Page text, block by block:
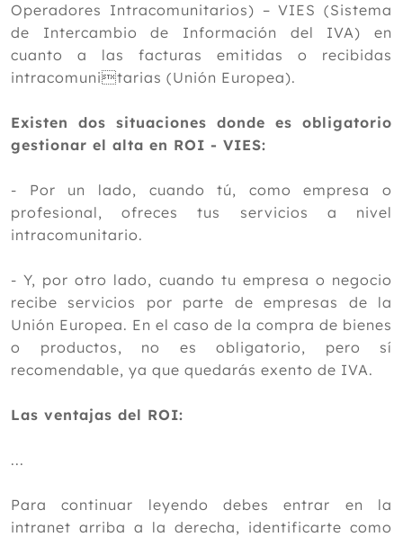
Operadores Intracomunitarios) – VIES (Sistema
de Intercambio de Información del IVA) en
cuanto a las facturas emitidas o recibidas
intracomunitarias (Unión Europea).
Existen dos situaciones donde es obligatorio
gestionar el alta en ROI - VIES:
- Por un lado, cuando tú, como empresa o
profesional, ofreces tus servicios a nivel
intracomunitario.
- Y, por otro lado, cuando tu empresa o negocio
recibe servicios por parte de empresas de la
Unión Europea. En el caso de la compra de bienes
o productos, no es obligatorio, pero sí
recomendable, ya que quedarás exento de IVA.
Las ventajas del ROI:
...
Para continuar leyendo debes entrar en la
intranet arriba a la derecha, identificarte como